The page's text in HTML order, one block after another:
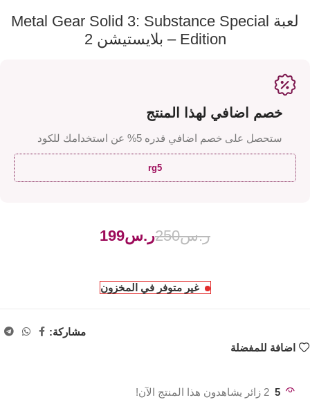
لعبة Metal Gear Solid 3: Substance Special
Edition – بلايستيشن 2
خصم اضافي لهذا المنتج
ستحصل على خصم اضافي قدره 5% عن استخدامك للكود
rg5
ر.س250ر.س199
غير متوفر في المخزون
مشاركة:
اضافة للمفضلة
5 2 زائر يشاهدون هذا المنتج الآن!